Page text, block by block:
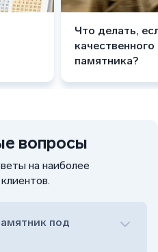
Что делать,
памятника?
вопросы
на наиболее
под